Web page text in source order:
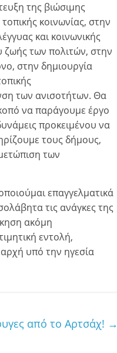
της βιώσιμης
κοινωνίας, στην
και κοινωνικής
ζωής των πολιτών, στην
στην δημιουργία
των ανισοτήτων. Θα
να παράγουμε έργο
προκειμένου να
τους δήμους,
των
επαγγελματικά
τις ανάγκες της
ακόμη
εντολή,
υπό την ηγεσία
από το Αρτσάχ! →